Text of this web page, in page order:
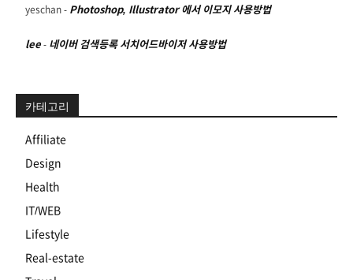
yeschan - Photoshop, Illustrator 에서 이모지 사용방법
lee - 네이버 검색등록 서치어드바이저 사용방법
카테고리
Affiliate
Design
Health
IT/WEB
Lifestyle
Real-estate